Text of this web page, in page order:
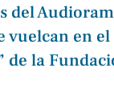
del
vuelcan en
de la